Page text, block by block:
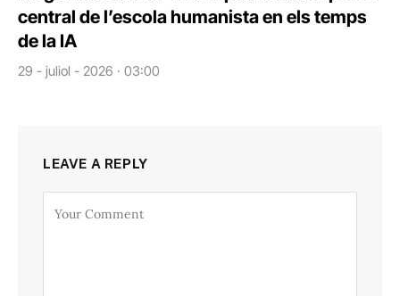
central de l’escola humanista en els temps
de la IA
29 - juliol - 2026 · 03:00
LEAVE A REPLY